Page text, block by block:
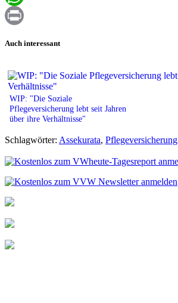
WhatsApp
Auch interessant
WIP: "Die Soziale
Pflegeversicherung lebt seit Jahren
über ihre Verhältnisse"
Schlagwörter: Assekurata, Pflegeversicherung